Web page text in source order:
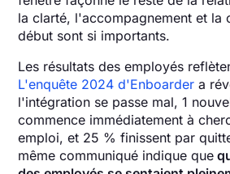
la clarté, l'accompagnement et la
début sont si importants.
Les résultats des employés
L'enquête 2024 d'Enboarder a
l'intégration se passe mal, 1
commence immédiatement à
emploi, et 25 % finissent par
même communiqué indique que